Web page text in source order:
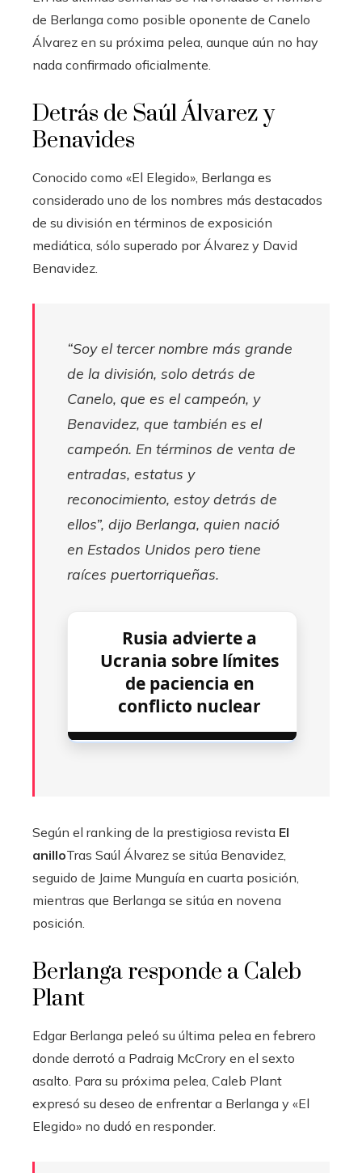
de Berlanga como posible oponente de Canelo
Álvarez en su próxima pelea, aunque aún no hay
nada confirmado oficialmente.
Detrás de Saúl Álvarez y
Benavides
Conocido como «El Elegido», Berlanga es
considerado uno de los nombres más destacados
de su división en términos de exposición
mediática, sólo superado por Álvarez y David
Benavidez.
“Soy el tercer nombre más grande
de la división, solo detrás de
Canelo, que es el campeón, y
Benavidez, que también es el
campeón. En términos de venta de
entradas, estatus y
reconocimiento, estoy detrás de
ellos”, dijo Berlanga, quien nació
en Estados Unidos pero tiene
raíces puertorriqueñas.
Rusia advierte a
Ucrania sobre límites
de paciencia en
conflicto nuclear
Según el ranking de la prestigiosa revista El
anilloTras Saúl Álvarez se sitúa Benavidez,
seguido de Jaime Munguía en cuarta posición,
mientras que Berlanga se sitúa en novena
posición.
Berlanga responde a Caleb
Plant
Edgar Berlanga peleó su última pelea en febrero
donde derrotó a Padraig McCrory en el sexto
asalto. Para su próxima pelea, Caleb Plant
expresó su deseo de enfrentar a Berlanga y «El
Elegido» no dudó en responder.